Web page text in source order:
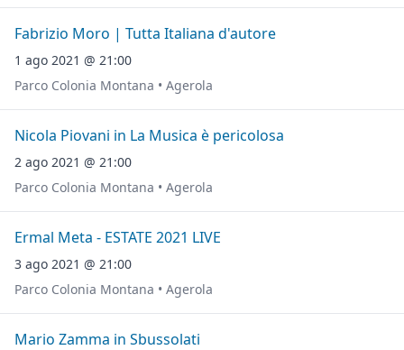
Fabrizio Moro | Tutta Italiana d'autore
1 ago 2021 @ 21:00
Parco Colonia Montana • Agerola
Nicola Piovani in La Musica è pericolosa
2 ago 2021 @ 21:00
Parco Colonia Montana • Agerola
Ermal Meta - ESTATE 2021 LIVE
3 ago 2021 @ 21:00
Parco Colonia Montana • Agerola
Mario Zamma in Sbussolati